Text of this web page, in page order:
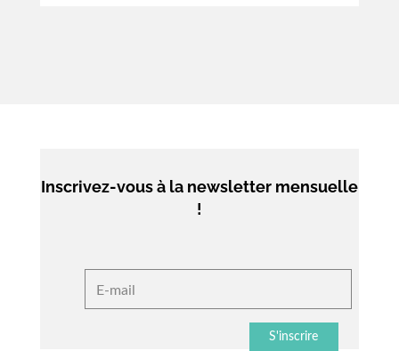
Inscrivez-vous à la newsletter mensuelle
!
S'inscrire